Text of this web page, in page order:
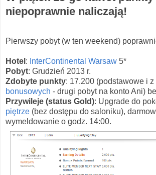
niepoprawnie naliczają!
Pierwszy pobyt (w ten weekend)
Hotel : InterContinental Warsaw 5*
Pobyt: Grudzień 2013 r.
Zdobyte punkty: 17.200 (podstawowe i z
bonusowych - drugi pobyt na konto Ani)
Przywileje (status Gold): Upgrade do
piętrze (bez dostępu do saloniku),
wymeldowanie o godz. 14:00.